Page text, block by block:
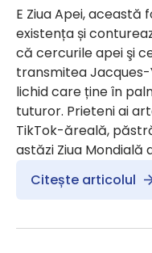
E Ziua Apei,
existența și
că cercurile apei şi
transmitea
lichid care ține în
tuturor. Prieteni ai
TikTok-ăreală,
astăzi Ziua Mondială
Citește articolul